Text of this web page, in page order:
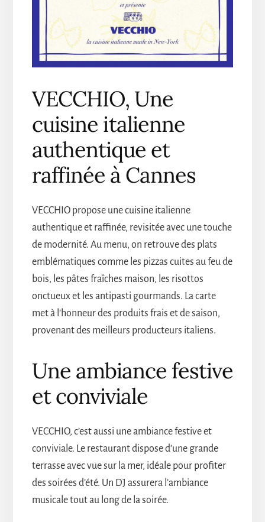
VECCHIO, Une
cuisine italienne
authentique et
raffinée à Cannes
VECCHIO propose une cuisine italienne
authentique et raffinée, revisitée avec une touche
de modernité. Au menu, on retrouve des plats
emblématiques comme les pizzas cuites au feu de
bois, les pâtes fraîches maison, les risottos
onctueux et les antipasti gourmands. La carte
met à l’honneur des produits frais et de saison,
provenant des meilleurs producteurs italiens.
Une ambiance festive
et conviviale
VECCHIO, c’est aussi une ambiance festive et
conviviale. Le restaurant dispose d’une grande
terrasse avec vue sur la mer, idéale pour profiter
des soirées d’été. Un DJ assurera l’ambiance
musicale tout au long de la soirée.